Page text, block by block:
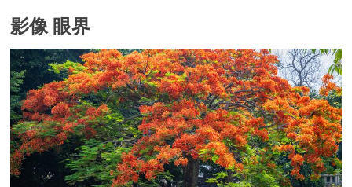
影像 眼界